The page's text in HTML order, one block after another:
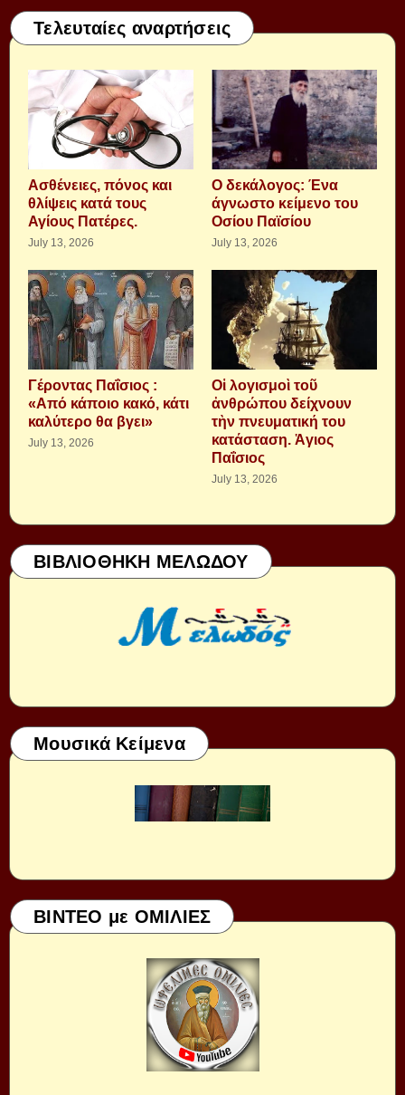
Τελευταίες αναρτήσεις
Aσθένειες, πόνος και
θλίψεις κατά τους
Αγίους Πατέρες.
July 13, 2026
Ο δεκάλογος: Ένα
άγνωστο κείμενο του
Οσίου Παϊσίου
July 13, 2026
Γέροντας Παΐσιος :
«Από κάποιο κακό, κάτι
καλύτερο θα βγει»
July 13, 2026
Οἱ λογισμοὶ τοῦ
ἀνθρώπου δείχνουν
τὴν πνευματική του
κατάσταση. Ἁγιος
Παΐσιος
July 13, 2026
ΒΙΒΛΙΟΘΗΚΗ ΜΕΛΩΔΟΥ
Μουσικά Κείμενα
ΒΙΝΤΕΟ με ΟΜΙΛΙΕΣ